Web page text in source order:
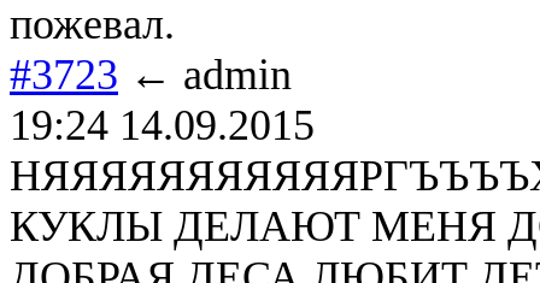
пожевал.
#3723 ← admin
19:24 14.09.2015
КУКЛЫ ДЕЛАЮТ МЕНЯ